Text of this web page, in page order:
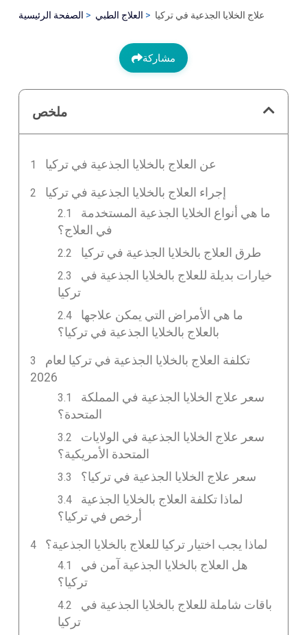
الصفحة الرئيسية العلاج الطبي علاج الخلايا الجذعية في تركيا
مشاركة
ملخص
عن العلاج بالخلايا الجذعية في تركيا
إجراء العلاج بالخلايا الجذعية في تركيا
ما هي أنواع الخلايا الجذعية المستخدمة
في العلاج؟
طرق العلاج بالخلايا الجذعية في تركيا
خيارات بديلة للعلاج بالخلايا الجذعية في
تركيا
ما هي الأمراض التي يمكن علاجها
بالعلاج بالخلايا الجذعية في تركيا؟
تكلفة العلاج بالخلايا الجذعية في تركيا لعام
2026
سعر علاج الخلايا الجذعية في المملكة
المتحدة؟
سعر علاج الخلايا الجذعية في الولايات
المتحدة الأمريكية؟
سعر علاج الخلايا الجذعية في تركيا؟
لماذا تكلفة العلاج بالخلايا الجذعية
أرخص في تركيا؟
لماذا يجب اختيار تركيا للعلاج بالخلايا الجذعية؟
هل العلاج بالخلايا الجذعية آمن في
تركيا؟
باقات شاملة للعلاج بالخلايا الجذعية في
تركيا